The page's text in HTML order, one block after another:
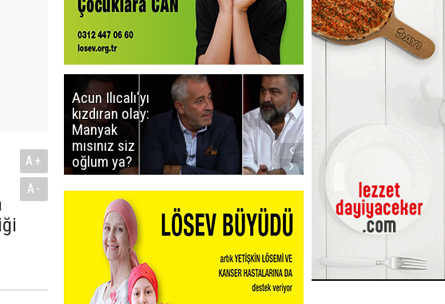
A+
A-
Acun Ilıcalı'yı
kızdıran olay:
Manyak
mısınız siz
oğlum ya?
buluşma